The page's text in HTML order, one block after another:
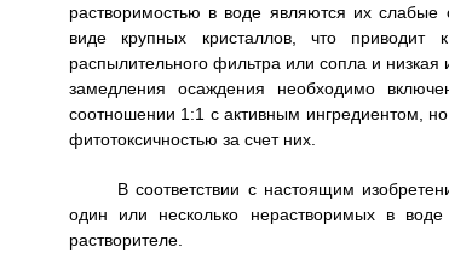
растворимостью в воде являются их слабые
виде крупных кристаллов, что приводит
распылительного фильтра или сопла и
замедления осаждения необходимо
соотношении 1:1 с активным ингредиентом,
фитотоксичностью за счет них.
В соответствии с настоящим
один или несколько нерастворимых в
растворителе.